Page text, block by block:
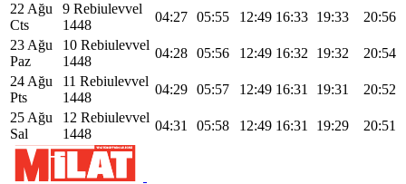
22 Ağu
Cts
9 Rebiulevvel
1448
04:27 05:55 12:49 16:33 19:33
20:56
23 Ağu
Paz
10 Rebiulevvel
1448
04:28 05:56 12:49 16:32 19:32
20:54
24 Ağu
Pts
11 Rebiulevvel
1448
04:29 05:57 12:49 16:31 19:31
20:52
25 Ağu
Sal
12 Rebiulevvel
1448
04:31 05:58 12:49 16:31 19:29 20:51